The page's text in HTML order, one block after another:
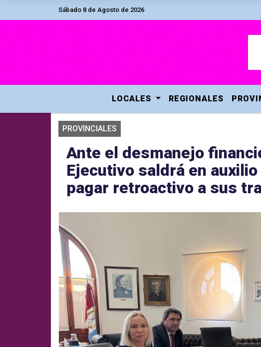
Sábado 8 de Agosto de 2026
LOCALES REGIONALES
PROVINCIALES
Ante el desmanejo
Ejecutivo saldrá en
pagar retroactivo a sus